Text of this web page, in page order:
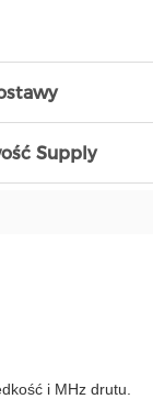
Supply
i MHz drutu.